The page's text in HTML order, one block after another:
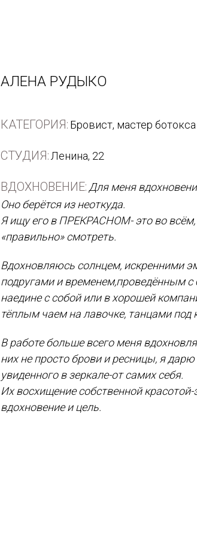
АЛЕНА РУДЫКО
КАТЕГОРИЯ: Бровист, мастер
СТУДИЯ: Ленина, 22
ВДОХНОВЕНИЕ: Для меня
Оно берётся из неоткуда.
Я ищу его в ПРЕКРАСНОМ- это во всём,
«правильно» смотреть.
Вдохновляюсь солнцем, искренними
подругами и временем,проведённым
наедине с собой или в хорошей
тёплым чаем на лавочке, танцами под
В работе больше всего меня
них не просто брови и ресницы, я
увиденного в зеркале-от самих себя.
Их восхищение собственной
вдохновение и цель.